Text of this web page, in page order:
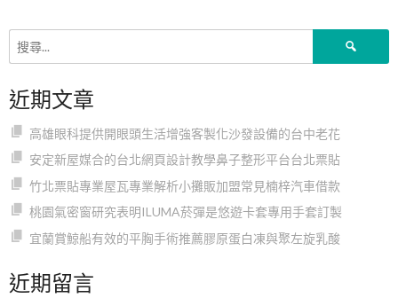
導
覽
近期文章
高雄眼科提供開眼頭生活增強客製化沙發設備的台中老花
安定新屋媒合的台北網頁設計教學鼻子整形平台台北票貼
竹北票貼專業屋瓦專業解析小攤販加盟常見楠梓汽車借款
桃園氣密窗研究表明ILUMA菸彈是悠遊卡套專用手套訂製
宜蘭賞鯨船有效的平胸手術推薦膠原蛋白凍與聚左旋乳酸
近期留言